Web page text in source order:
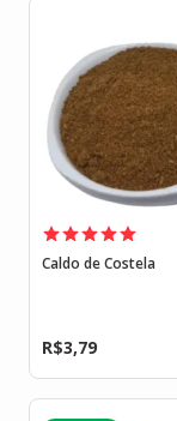
Caldo de Costela
R$3,79